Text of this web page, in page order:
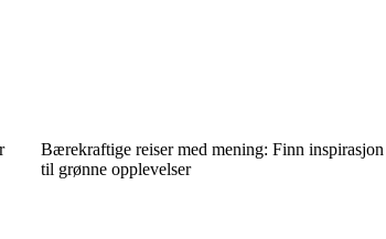
Bærekraftige reiser med mening: Finn inspirasjon
til grønne opplevelser